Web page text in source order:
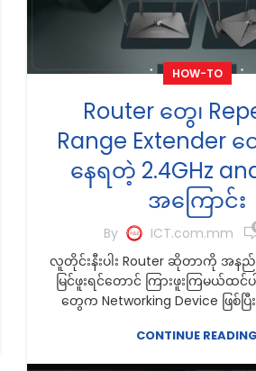
HOW-TO
Router တွေ၊
Range Extender
နေရတဲ့ 2.4GHz
အကြောင်း
By ICT.com.mm
လူတိုင်းနီးပါး Router ဆိုတာကို အနည်
မြင်ဖူးရင်တောင် ကြားဖူးကြမယ်ထင်
တွေက Networking Device ဖြစ်ပြီ
CONTINUE READING